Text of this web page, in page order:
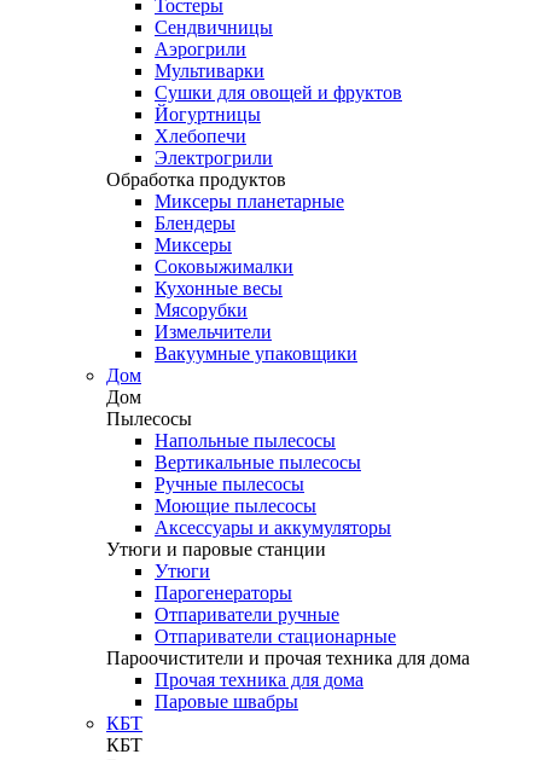
Тостеры
Сендвичницы
Аэрогрили
Мультиварки
Сушки для овощей и фруктов
Йогуртницы
Хлебопечи
Электрогрили
Обработка продуктов
Миксеры планетарные
Блендеры
Миксеры
Соковыжималки
Кухонные весы
Мясорубки
Измельчители
Вакуумные упаковщики
Дом
Дом
Пылесосы
Напольные пылесосы
Вертикальные пылесосы
Ручные пылесосы
Моющие пылесосы
Аксессуары и аккумуляторы
Утюги и паровые станции
Утюги
Парогенераторы
Отпариватели ручные
Отпариватели стационарные
Пароочистители и прочая техника для дома
Прочая техника для дома
Паровые швабры
КБТ
КБТ